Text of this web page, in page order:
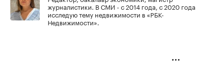
журналистики. В СМИ - с 2014 года, с 2020 года
исследую тему недвижимости в «РБК-
Недвижимости».